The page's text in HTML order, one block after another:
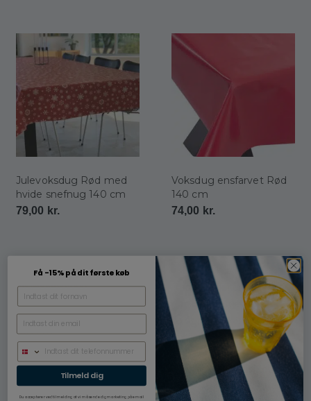
Julevoksdug Rød med
hvide snefnug 140 cm
79,00 kr.
Voksdug ensfarvet Rød
140 cm
74,00 kr.
Voksdug Rød struktur
140 cm
69,00kr.
Damask juletekstildug i
Rød med juletræer,
rensdyr og snefnug i rød
Få -15% på dit første køb
Tilmeld dig
Du accepterer ved tilmelding at vi må sende dig marketing på email